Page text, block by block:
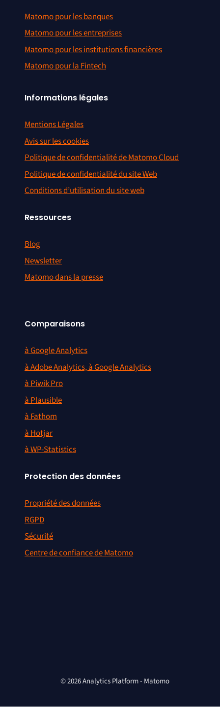
Matomo pour les banques
Matomo pour les entreprises
Matomo pour les institutions financières
Matomo pour la Fintech
Informations légales
Mentions Légales
Avis sur les cookies
Politique de confidentialité de Matomo Cloud
Politique de confidentialité du site Web
Conditions d’utilisation du site web
Ressources
Blog
Newsletter
Matomo dans la presse
Comparaisons
à Google Analytics
à Adobe Analytics, à Google Analytics
à Piwik Pro
à Plausible
à Fathom
à Hotjar
à WP-Statistics
Protection des données
Propriété des données
RGPD
Sécurité
Centre de confiance de Matomo
© 2026 Analytics Platform - Matomo